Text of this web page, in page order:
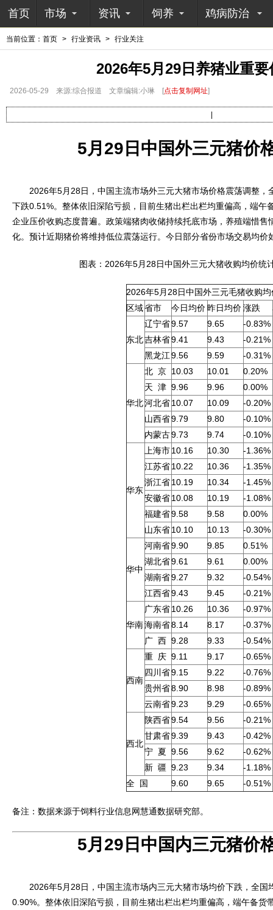
首页 市场 资讯 饲养 鸡病防治
当前位置： 首页 > 行业资讯 > 行业关注
2026年5月29日养猪业重
2026-05-29 来源:综合报道 文章编辑:小琳 [点击复制网址]
5月29日中国外三元猪价
2026年5月28日，中国主流市场外三元大猪市场价格震荡调整，
下跌0.51%。整体依旧深陷亏损，目前生猪出栏出栏均重偏高，端午
企业压价收购态度普遍。政策端猪肉收储持续托底市场，养殖端惜售
化。预计近期猪价将维持低位震荡运行。今日部分省份市场交易均价
图表：2026年5月28日中国外三元大猪收购均价统
2026年5月28日中国外三元毛猪收购
区域省市 今日均价 昨日均价 涨跌
东北
辽宁省9.57 9.65 -0.83%
吉林省9.41 9.43 -0.21%
黑龙江 9.56 9.59 -0.31%
华北
北 京 10.03 10.01 0.20%
天 津 9.96 9.96 0.00%
河北省10.07 10.09 -0.20%
山西省9.79 9.80 -0.10%
内蒙古9.73 9.74 -0.10%
华东
上海市10.16 10.30 -1.36%
江苏省10.22 10.36 -1.35%
浙江省10.19 10.34 -1.45%
安徽省10.08 10.19 -1.08%
福建省9.58 9.58 0.00%
山东省10.10 10.13 -0.30%
华中
河南省9.90 9.85 0.51%
湖北省9.61 9.61 0.00%
湖南省9.27 9.32 -0.54%
江西省9.43 9.45 -0.21%
华南
广东省10.26 10.36 -0.97%
海南省8.14 8.17 -0.37%
广 西 9.28 9.33 -0.54%
西南
重 庆 9.11 9.17 -0.65%
四川省9.15 9.22 -0.76%
贵州省8.90 8.98 -0.89%
云南省9.23 9.29 -0.65%
西北
陕西省9.54 9.56 -0.21%
甘肃省9.39 9.43 -0.42%
宁 夏 9.56 9.62 -0.62%
新 疆 9.23 9.34 -1.18%
全 国
9.60 9.65 -0.51%
备注：数据来源于饲料行业信息网慧通数据研究部。
5月29日中国内三元猪价
2026年5月28日，中国主流市场内三元大猪市场均价下跌，全国
0.90%。整体依旧深陷亏损，目前生猪出栏出栏均重偏高，端午备货